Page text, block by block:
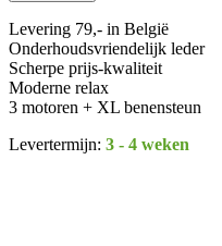
Levering 79,- in België
Onderhoudsvriendelijk leder
Scherpe prijs-kwaliteit
Moderne relax
3 motoren + XL benensteun
Levertermijn: 3 - 4 weken